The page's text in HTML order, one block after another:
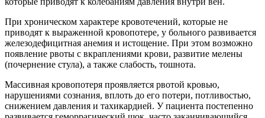
При хроническом характере кровотечений, которые не
приводят к выраженной кровопотере, у больного развивается
железодефицитная анемия и истощение. При этом возможно
появление рвоты с вкраплениями крови, развитие мелены
(почернение стула), а также слабость, тошнота.
Массивная кровопотеря проявляется рвотой кровью,
нарушениями сознания, вплоть до его потери, потливостью,
снижением давления и тахикардией. У пациента постепенно